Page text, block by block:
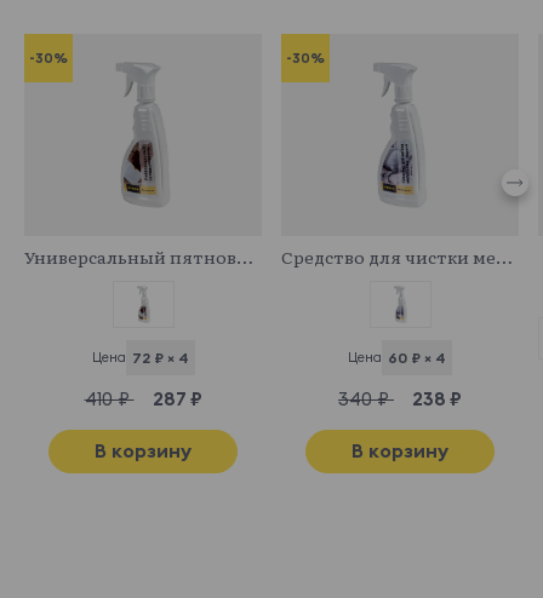
-30%
Универсальный пятновыводитель
Цена 72 ₽ × 4
410 ₽ 287 ₽
В корзину
-30%
Средство для чистки мебельных тканей
Цена 60 ₽ × 4
340 ₽ 238 ₽
В корзину